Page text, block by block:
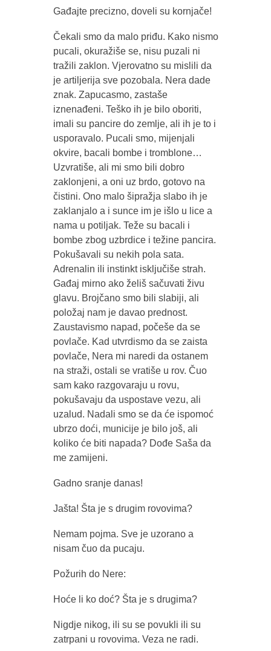
Gađajte precizno, doveli su kornjače!
Čekali smo da malo priđu. Kako nismo
pucali, okuražiše se, nisu puzali ni
tražili zaklon. Vjerovatno su mislili da
je artiljerija sve pozobala. Nera dade
znak. Zapucasmo, zastaše
iznenađeni. Teško ih je bilo oboriti,
imali su pancire do zemlje, ali ih je to i
usporavalo. Pucali smo, mijenjali
okvire, bacali bombe i tromblone…
Uzvratiše, ali mi smo bili dobro
zaklonjeni, a oni uz brdo, gotovo na
čistini. Ono malo šipražja slabo ih je
zaklanjalo a i sunce im je išlo u lice a
nama u potiljak. Teže su bacali i
bombe zbog uzbrdice i težine pancira.
Pokušavali su nekih pola sata.
Adrenalin ili instinkt isključiše strah.
Gađaj mirno ako želiš sačuvati živu
glavu. Brojčano smo bili slabiji, ali
položaj nam je davao prednost.
Zaustavismo napad, počeše da se
povlače. Kad utvrdismo da se zaista
povlače, Nera mi naredi da ostanem
na straži, ostali se vratiše u rov. Čuo
sam kako razgovaraju u rovu,
pokušavaju da uspostave vezu, ali
uzalud. Nadali smo se da će ispomoć
ubrzo doći, municije je bilo još, ali
koliko će biti napada? Dođe Saša da
me zamijeni.
Gadno sranje danas!
Jašta! Šta je s drugim rovovima?
Nemam pojma. Sve je uzorano a
nisam čuo da pucaju.
Požurih do Nere:
Hoće li ko doć? Šta je s drugima?
Nigdje nikog, ili su se povukli ili su
zatrpani u rovovima. Veza ne radi.